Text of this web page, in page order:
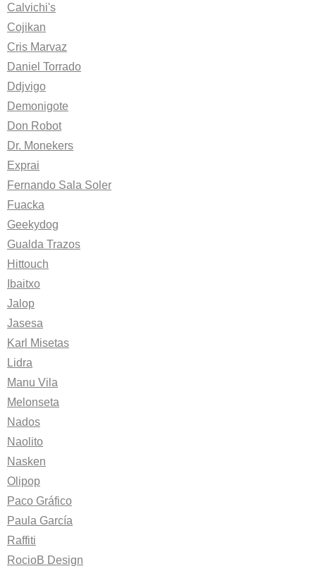
Calvichi's
Cojikan
Cris Marvaz
Daniel Torrado
Ddjvigo
Demonigote
Don Robot
Dr. Monekers
Exprai
Fernando Sala Soler
Fuacka
Geekydog
Gualda Trazos
Hittouch
Ibaitxo
Jalop
Jasesa
Karl Misetas
Lidra
Manu Vila
Melonseta
Nados
Naolito
Nasken
Olipop
Paco Gráfico
Paula García
Raffiti
RocioB Design